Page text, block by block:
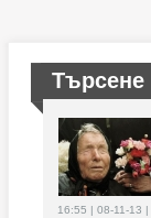
Търсене
16:55 | 08-11-13 |